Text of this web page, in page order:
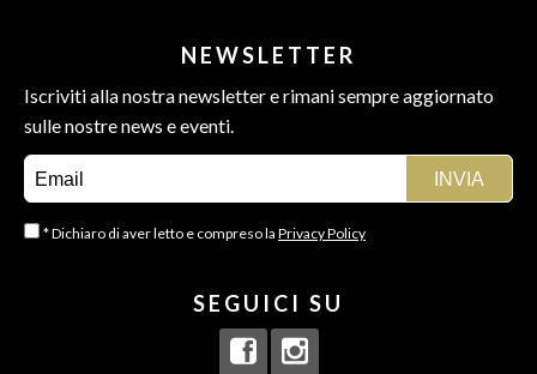
NEWSLETTER
Iscriviti alla nostra newsletter e rimani sempre aggiornato
sulle nostre news e eventi.
* Dichiaro di aver letto e compreso la Privacy Policy
SEGUICI SU